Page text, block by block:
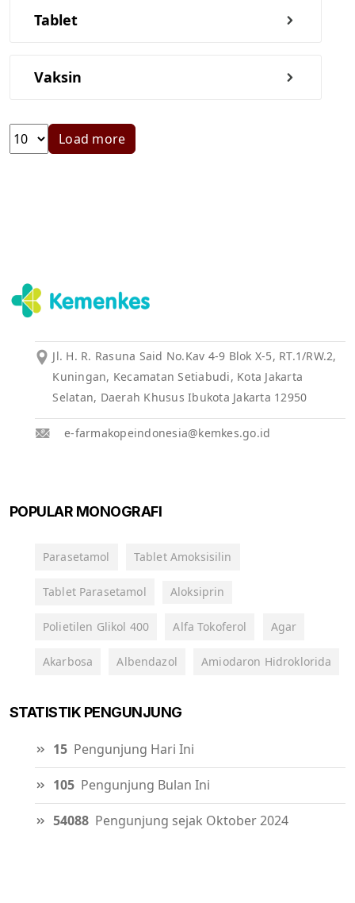
Tablet
Vaksin
Load more
Jl. H. R. Rasuna Said No.Kav 4-9 Blok X-5, RT.1/RW.2,
Kuningan, Kecamatan Setiabudi, Kota Jakarta
Selatan, Daerah Khusus Ibukota Jakarta 12950
e-farmakopeindonesia@kemkes.go.id
POPULAR MONOGRAFI
Parasetamol Tablet Amoksisilin
Tablet Parasetamol Aloksiprin
Polietilen Glikol 400 Alfa Tokoferol Agar
Akarbosa Albendazol Amiodaron Hidroklorida
STATISTIK PENGUNJUNG
15 Pengunjung Hari Ini
105 Pengunjung Bulan Ini
54088 Pengunjung sejak Oktober 2024